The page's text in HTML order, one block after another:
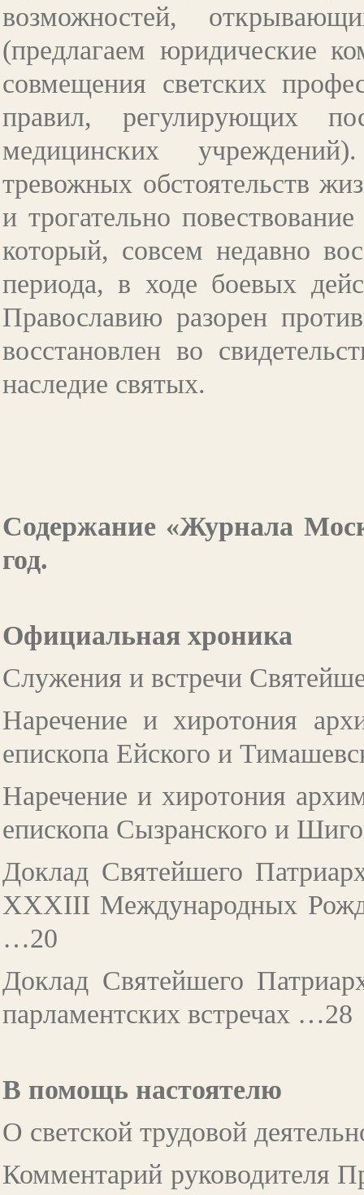
возможностей,
(предлагаем юридические
совмещения светских
правил, регулирующих
медицинских
тревожных обстоятельств
и трогательно
который, совсем недавно
периода, в ходе боевых
Православию разорен
восстановлен во
наследие святых.
Содержание «Журнала
год.
Официальная хроника
Служения и встречи
Наречение и хиротония
епископа Ейского и
Наречение и хиротония
епископа Сызранского и
Доклад Святейшего
XXХIII Международных
…20
Доклад Святейшего
парламентских встречах …28
В помощь настоятелю
О светской трудовой
Комментарий руководителя